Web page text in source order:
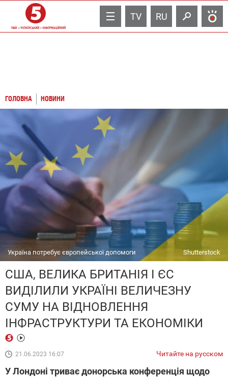
TV RU
ГОЛОВНА НОВИНИ
Україна потребує європейської допомоги Shutterstock
США, ВЕЛИКА БРИТАНІЯ І ЄС
ВИДІЛИЛИ УКРАЇНІ ВЕЛИЧЕЗНУ
СУМУ НА ВІДНОВЛЕННЯ
ІНФРАСТРУКТУРИ ТА ЕКОНОМІКИ
21.06.2023 16:07 Читайте на русском
У Лондоні триває донорська конференція щодо